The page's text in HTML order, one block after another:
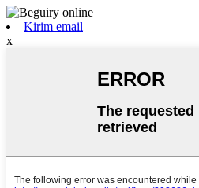
Kirim email
x